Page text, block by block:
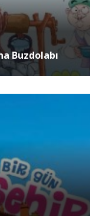
Buzdolabı